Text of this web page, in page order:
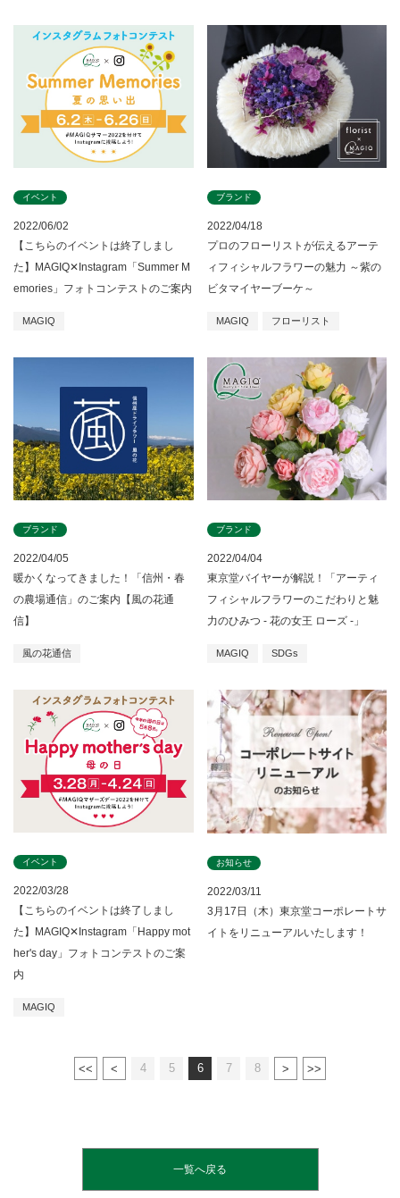
2022/06/02
イベント
【こちらのイベントは終了しまし
た】MAGIQ✕Instagram「Summer M
emories」フォトコンテストのご案内
MAGIQ
2022/04/18
ブランド
プロのフローリストが伝えるアーテ
ィフィシャルフラワーの魅力 ～紫の
ビタマイヤーブーケ～
MAGIQ フローリスト
2022/04/05
ブランド
暖かくなってきました！「信州・春
の農場通信」のご案内【風の花通
信】
風の花通信
2022/04/04
ブランド
東京堂バイヤーが解説！「アーティ
フィシャルフラワーのこだわりと魅
力のひみつ - 花の女王 ローズ -」
MAGIQ SDGs
2022/03/28
イベント
【こちらのイベントは終了しまし
た】MAGIQ✕Instagram「Happy mot
her's day」フォトコンテストのご案
内
MAGIQ
2022/03/11
お知らせ
3月17日（木）東京堂コーポレートサ
イトをリニューアルいたします！
4 5 6 7 8
一覧へ戻る